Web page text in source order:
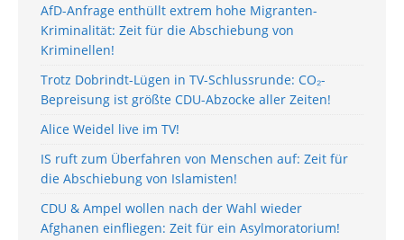
AfD-Anfrage enthüllt extrem hohe Migranten-
Kriminalität: Zeit für die Abschiebung von
Kriminellen!
Trotz Dobrindt-Lügen in TV-Schlussrunde: CO₂-
Bepreisung ist größte CDU-Abzocke aller Zeiten!
Alice Weidel live im TV!
IS ruft zum Überfahren von Menschen auf: Zeit für
die Abschiebung von Islamisten!
CDU & Ampel wollen nach der Wahl wieder
Afghanen einfliegen: Zeit für ein Asylmoratorium!